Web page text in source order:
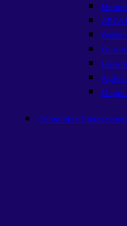
ARCA
Bolsa
Guia
Fiis
Ações
O que
Conteúdos